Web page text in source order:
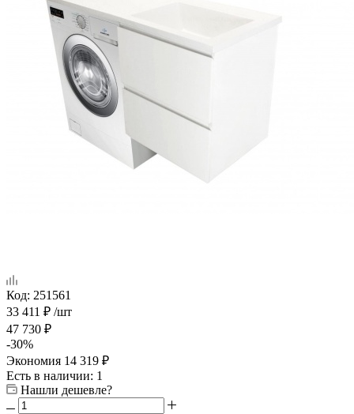
Код: 251561
33 411 ₽ /шт
47 730 ₽
-30%
Экономия 14 319 ₽
Есть в наличии: 1
Нашли дешевле?